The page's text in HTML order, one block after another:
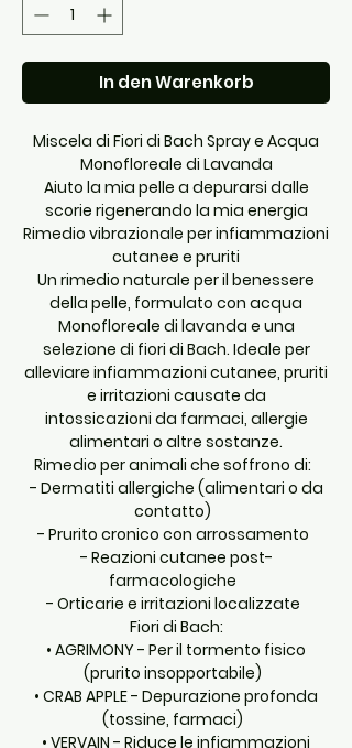
In den Warenkorb
Miscela di Fiori di Bach Spray e Acqua
Monofloreale di Lavanda
Aiuto la mia pelle a depurarsi dalle
scorie rigenerando la mia energia
Rimedio vibrazionale per infiammazioni
cutanee e pruriti
Un rimedio naturale per il benessere
della pelle, formulato con acqua
Monofloreale di lavanda e una
selezione di fiori di Bach. Ideale per
alleviare infiammazioni cutanee, pruriti
e irritazioni causate da
intossicazioni da farmaci, allergie
alimentari o altre sostanze.
Rimedio per animali che soffrono di:
- Dermatiti allergiche (alimentari o da
contatto)
- Prurito cronico con arrossamento
- Reazioni cutanee post-
farmacologiche
- Orticarie e irritazioni localizzate
Fiori di Bach:
• AGRIMONY - Per il tormento fisico
(prurito insopportabile)
• CRAB APPLE - Depurazione profonda
(tossine, farmaci)
• VERVAIN - Riduce le infiammazioni